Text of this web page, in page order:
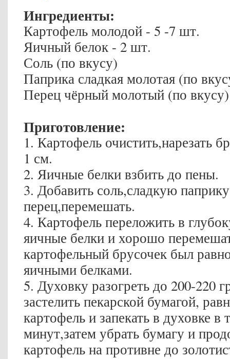
Ингредиенты:
Картофель молодой - 5 -7 шт.
Яичный белок - 2 шт.
Соль (по вкусу)
Паприка сладкая молотая (по
Перец чёрный молотый (по
Приготовление:
1. Картофель очистить,нарезать
1 см.
2. Яичные белки взбить до пены.
3. Добавить соль,сладкую
перец,перемешать.
4. Картофель переложить в
яичные белки и хорошо
картофельный брусочек был
яичными белками.
5. Духовку разогреть до 200-220
застелить пекарской бумагой,
картофель и запекать в духовке в
минут,затем убрать бумагу и
картофель на противне до